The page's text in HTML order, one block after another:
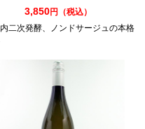
3,850円（税込）
二次発酵、ノンドサージュの本格